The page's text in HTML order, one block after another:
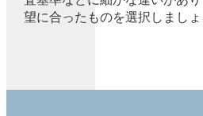
望に合ったものを選択しましょ